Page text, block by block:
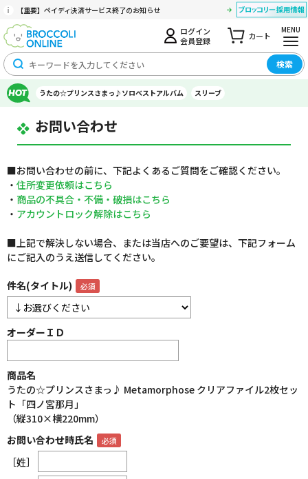
【重要】ペイディ決済サービス終了のお知らせ
ログイン
会員登録
カート
MENU
検索
うたの☆プリンスさまっ♪ソロベストアルバム スリーブ
お問い合わせ
■お問い合わせの前に、下記よくあるご質問をご確認ください。
・ 住所変更依頼はこちら
・ 商品の不具合・不備・破損はこちら
・ アカウントロック解除はこちら
■上記で解決しない場合、または当店へのご要望は、下記フォーム
にご記入のうえ送信してください。
件名(タイトル)
オーダーＩＤ
商品名
うたの☆プリンスさまっ♪ Metamorphose クリアファイル2枚セッ
ト「四ノ宮那月」
（縦310×横220mm）
お問い合わせ時氏名
［姓］